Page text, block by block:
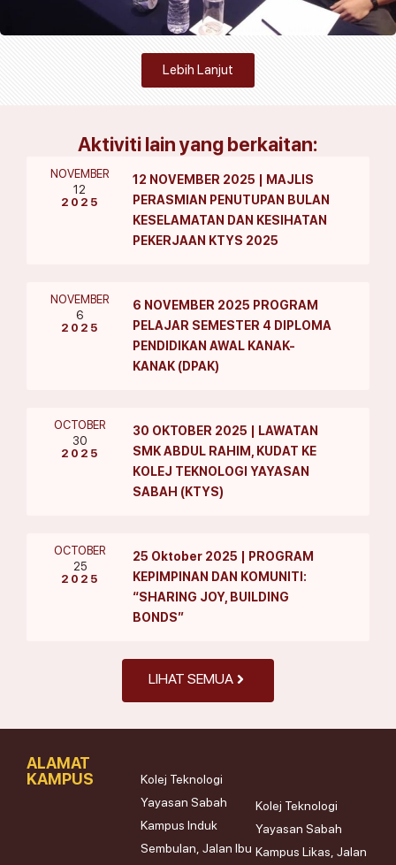
Lebih Lanjut
Aktiviti lain yang berkaitan:
NOVEMBER
12
2025
12 NOVEMBER 2025 | MAJLIS
PERASMIAN PENUTUPAN BULAN
KESELAMATAN DAN KESIHATAN
PEKERJAAN KTYS 2025
NOVEMBER
6
2025
6 NOVEMBER 2025 PROGRAM
PELAJAR SEMESTER 4 DIPLOMA
PENDIDIKAN AWAL KANAK-
KANAK (DPAK)
OCTOBER
30
2025
30 OKTOBER 2025 | LAWATAN
SMK ABDUL RAHIM, KUDAT KE
KOLEJ TEKNOLOGI YAYASAN
SABAH (KTYS)
OCTOBER
25
2025
25 Oktober 2025 | PROGRAM
KEPIMPINAN DAN KOMUNITI:
“SHARING JOY, BUILDING
BONDS”
LIHAT SEMUA
ALAMAT
KAMPUS
Kolej Teknologi
Yayasan Sabah
Kampus Induk
Sembulan, Jalan Ibu
Kolej Teknologi
Yayasan Sabah
Kampus Likas, Jalan